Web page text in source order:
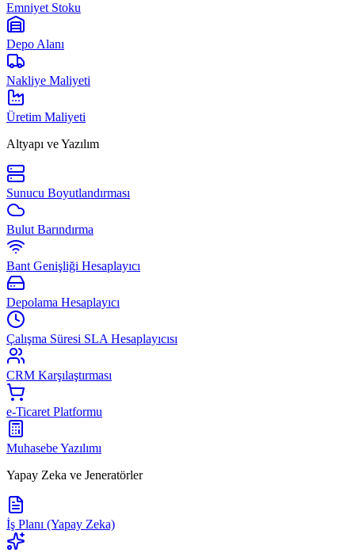
Emniyet Stoku
Depo Alanı
Nakliye Maliyeti
Üretim Maliyeti
Altyapı ve Yazılım
Sunucu Boyutlandırması
Bulut Barındırma
Bant Genişliği Hesaplayıcı
Depolama Hesaplayıcı
Çalışma Süresi SLA Hesaplayıcısı
CRM Karşılaştırması
e-Ticaret Platformu
Muhasebe Yazılımı
Yapay Zeka ve Jeneratörler
İş Planı (Yapay Zeka)